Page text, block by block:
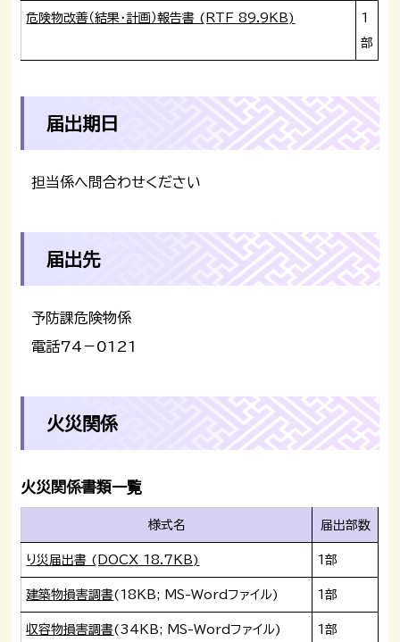
危険物改善（結果・計画）報告書 (RTF 89.9KB)
1
部
届出期日
担当係へ問合わせください
届出先
予防課危険物係
電話74－0121
火災関係
火災関係書類一覧
様式名 届出部数
り災届出書 (DOCX 18.7KB) 1部
建築物損害調書(18KB; MS-Wordファイル) 1部
収容物損害調書(34KB; MS-Wordファイル) 1部